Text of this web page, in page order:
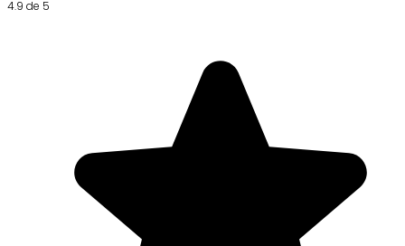
4.9 de 5